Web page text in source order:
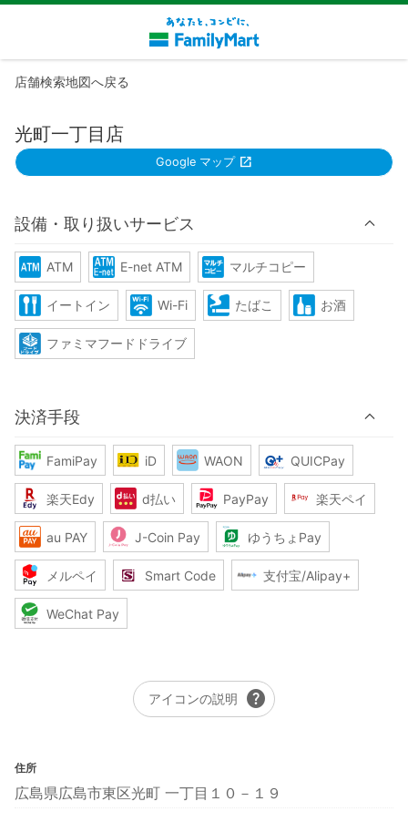
店舗検索地図へ戻る
光町一丁目店
Google マップ
設備・取り扱いサービス
ATM E-net ATM マルチコピー
イートイン Wi-Fi たばこ お酒
ファミマフードドライブ
決済手段
FamiPay iD WAON QUICPay
楽天Edy d払い PayPay 楽天ペイ
au PAY J-Coin Pay ゆうちょPay
メルペイ Smart Code 支付宝/Alipay+
WeChat Pay
アイコンの説明 help
住所
広島県広島市東区光町 一丁目１０－１９